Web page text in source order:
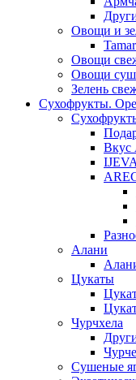
Овощи и
Овощи
Овощи
Зелень
Сухофрукты.
Вкус
Алани
Цукаты
Чурчхела
Сушеные